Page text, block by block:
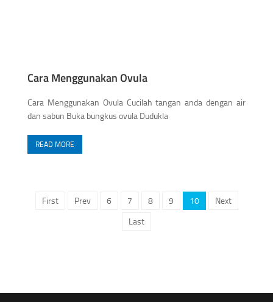
Cara Menggunakan Ovula
Cara Menggunakan Ovula Cucilah tangan anda dengan air
dan sabun Buka bungkus ovula Dudukla
READ MORE
First Prev 6 7 8 9 10
Next
Last